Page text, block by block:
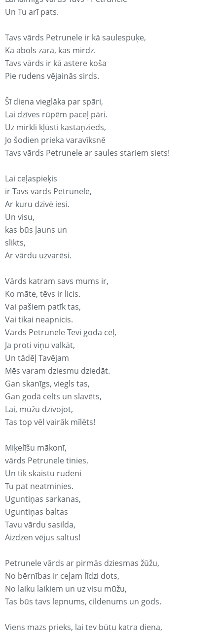
Un Tu arī pats.
Tavs vārds Petrunele ir kā saulespuķe,
Kā ābols zarā, kas mirdz.
Tavs vārds ir kā astere koša
Pie rudens vējainās sirds.
Šī diena vieglāka par spāri,
Lai dzīves rūpēm paceļ pāri.
Uz mirkli kļūsti kastaņzieds,
Jo šodien prieka varavīksnē
Tavs vārds Petrunele ar saules stariem siets!
Lai ceļaspieķis
ir Tavs vārds Petrunele,
Ar kuru dzīvē iesi.
Un visu,
kas būs ļauns un
slikts,
Ar vārdu uzvarēsi.
Vārds katram savs mums ir,
Ko māte, tēvs ir licis.
Vai pašiem patīk tas,
Vai tikai neapnicis.
Vārds Petrunele Tevi godā ceļ,
Ja proti viņu valkāt,
Un tādēļ Tavējam
Mēs varam dziesmu dziedāt.
Gan skanīgs, viegls tas,
Gan godā celts un slavēts,
Lai, mūžu dzīvojot,
Tas top vēl vairāk mīlēts!
Miķelīšu mākonī,
vārds Petrunele tinies,
Un tik skaistu rudeni
Tu pat neatminies.
Uguntiņas sarkanas,
Uguntiņas baltas
Tavu vārdu sasilda,
Aizdzen vējus saltus!
Petrunele vārds ar pirmās dziesmas žūžu,
No bērnības ir ceļam līdzi dots,
No laiku laikiem un uz visu mūžu,
Tas būs tavs lepnums, cildenums un gods.
Viens mazs prieks, lai tev būtu katra diena,